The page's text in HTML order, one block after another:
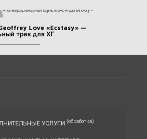
Love «Ecstasy» —
трек для ХГ
УСЛУГИ (обработка)